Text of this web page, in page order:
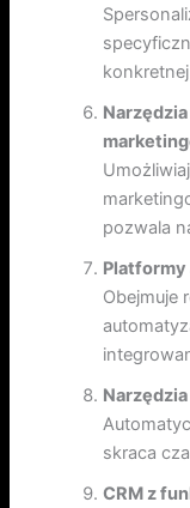
pozwala
Obejmuje
skraca
CRM z